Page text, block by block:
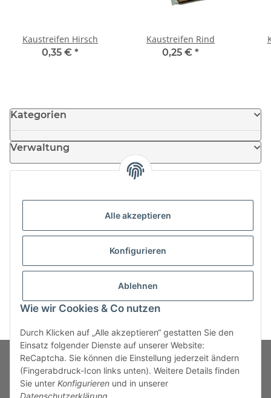
Alle akzeptieren
Konfigurieren
Ablehnen
Wie wir Cookies & Co nutzen
Durch Klicken auf „Alle akzeptieren“ gestatten Sie den
Einsatz folgender Dienste auf unserer Website:
ReCaptcha. Sie können die Einstellung jederzeit ändern
(Fingerabdruck-Icon links unten). Weitere Details finden
Sie unter Konfigurieren und in unserer
Datenschutzerklärung
Kaustreifen Hirsch
0,35 € *
Kaustreifen Rind
0,25 € *
Kategorien
Verwaltung
News
Partner
Fuss